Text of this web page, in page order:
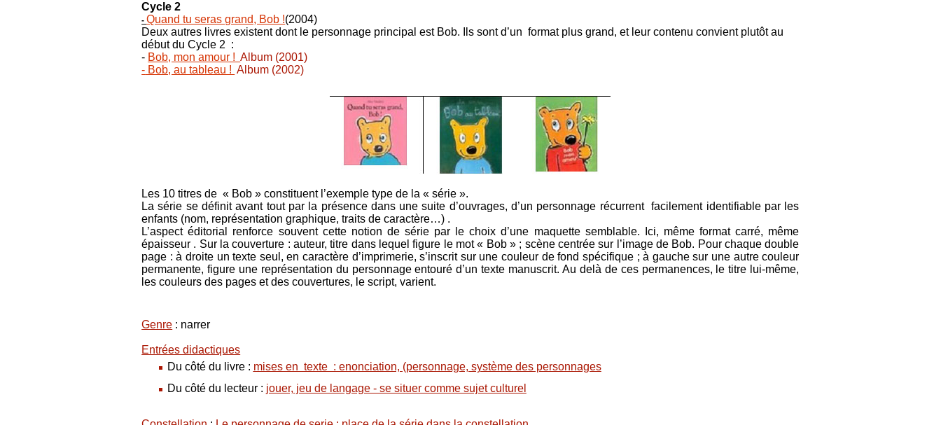
Cycle 2
-Quand tu seras grand, Bob !(2004)
Deux autres livres existent dont le personnage principal est Bob. Ils sont d’un format plus grand, et leur contenu convient plutôt au
début du Cycle 2 :
- Bob, mon amour !Album (2001)
- Bob, au tableau ! Album (2002)
Les 10 titres de « Bob » constituent l’exemple type de la « série ».
La série se définit avant tout par la présence dans une suite d’ouvrages, d’un personnage récurrent facilement identifiable par les
enfants (nom, représentation graphique, traits de caractère…) .
L’aspect éditorial renforce souvent cette notion de série par le choix d’une maquette semblable. Ici, même format carré, même
épaisseur . Sur la couverture : auteur, titre dans lequel figure le mot « Bob » ; scène centrée sur l’image de Bob. Pour chaque double
page : à droite un texte seul, en caractère d’imprimerie, s’inscrit sur une couleur de fond spécifique ; à gauche sur une autre couleur
permanente, figure une représentation du personnage entouré d’un texte manuscrit. Au delà de ces permanences, le titre lui-même,
les couleurs des pages et des couvertures, le script, varient.
Genre : narrer
Entrées didactiques
Du côté du livre : mises en texte : enonciation, (personnage, système des personnages
Du côté du lecteur : jouer, jeu de langage - se situer comme sujet culturel